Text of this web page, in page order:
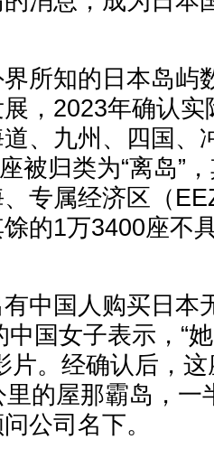
所知的日本岛屿
，2023年确认
、九州、四国、
被归类为“离岛”
专属经济区（
的1万3400座不
中国人购买日本
国女子表示，“
片。经确认后，
的屋那霸岛，一
公司名下。